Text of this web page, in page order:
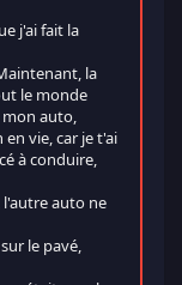
j'ai fait la
la
le monde
auto,
vie, car je t'ai
à conduire,
auto ne
le pavé,